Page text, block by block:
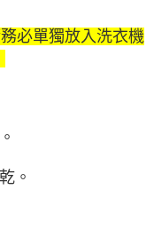
必單獨放入洗衣機
。